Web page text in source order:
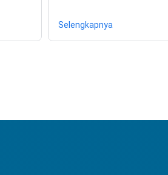
Selengkapnya